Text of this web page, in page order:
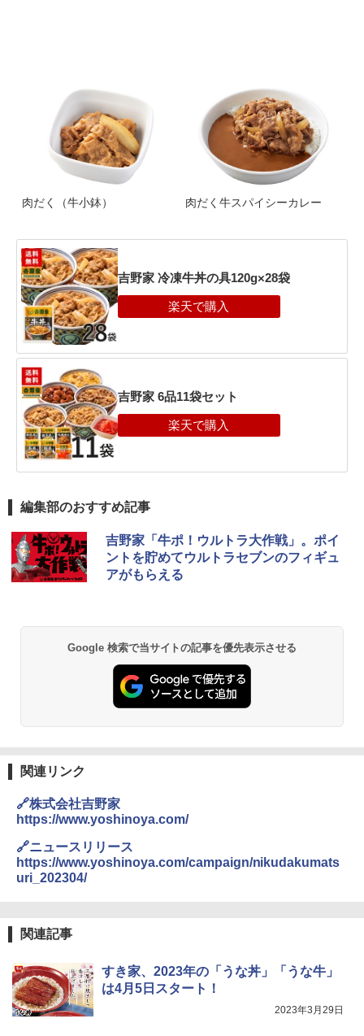
肉だく（牛小鉢） 肉だく牛スパイシーカレー
吉野家 冷凍牛丼の具120g×28袋
吉野家 6品11袋セット
編集部のおすすめ記事
吉野家「牛ポ！ウルトラ大作戦」。ポイ
ントを貯めてウルトラセブンのフィギュ
アがもらえる
Google 検索で当サイトの記事を優先表示させる
関連リンク
🔗株式会社吉野家
https://www.yoshinoya.com/
🔗ニュースリリース
https://www.yoshinoya.com/campaign/nikudakumats
uri_202304/
関連記事
すき家、2023年の「うな丼」「うな牛」
は4月5日スタート！
2023年3月29日